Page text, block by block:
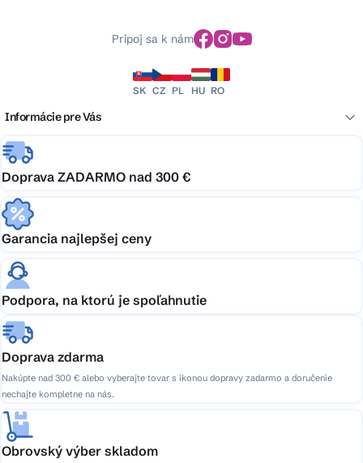
Pripoj sa k nám
SK CZ PL HU RO
Informácie pre Vás
Doprava ZADARMO nad 300 €
Garancia najlepšej ceny
Podpora, na ktorú je spoľahnutie
Doprava zdarma
Nakúpte nad 300 € alebo vyberajte tovar s ikonou dopravy zadarmo a doručenie
nechajte kompletne na nás.
Obrovský výber skladom